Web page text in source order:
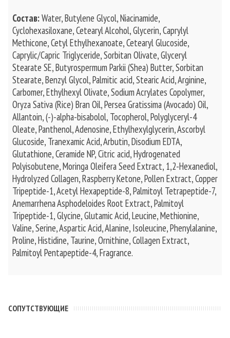
Состав:Water, Butylene Glycol, Niacinamide,
Cyclohexasiloxane, Cetearyl Alcohol, Glycerin, Caprylyl
Methicone, Cetyl Ethylhexanoate, Cetearyl Glucoside,
Caprylic/Capric Triglyceride, Sorbitan Olivate, Glyceryl
Stearate SE, Butyrospermum Parkii (Shea) Butter, Sorbitan
Stearate, Benzyl Glycol, Palmitic acid, Stearic Acid, Arginine,
Carbomer, Ethylhexyl Olivate, Sodium Acrylates Copolymer,
Oryza Sativa (Rice) Bran Oil, Persea Gratissima (Avocado) Oil,
Allantoin, (-)-alpha-bisabolol, Tocopherol, Polyglyceryl-4
Oleate, Panthenol, Adenosine, Ethylhexylglycerin, Ascorbyl
Glucoside, Tranexamic Acid, Arbutin, Disodium EDTA,
Glutathione, Ceramide NP, Citric acid, Hydrogenated
Polyisobutene, Moringa Oleifera Seed Extract, 1,2-Hexanediol,
Hydrolyzed Collagen, Raspberry Ketone, Pollen Extract, Copper
Tripeptide-1, Acetyl Hexapeptide-8, Palmitoyl Tetrapeptide-7,
Anemarrhena Asphodeloides Root Extract, Palmitoyl
Tripeptide-1, Glycine, Glutamic Acid, Leucine, Methionine,
Valine, Serine, Aspartic Acid, Alanine, Isoleucine, Phenylalanine,
Proline, Histidine, Taurine, Ornithine, Collagen Extract,
Palmitoyl Pentapeptide-4, Fragrance.
CОПУТСТВУЮЩИЕ